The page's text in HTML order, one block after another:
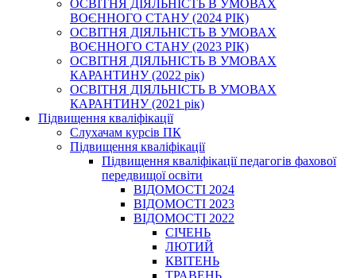
ОСВІТНЯ ДІЯЛЬНІСТЬ В УМОВАХ
ВОЄННОГО СТАНУ (2024 РІК)
ОСВІТНЯ ДІЯЛЬНІСТЬ В УМОВАХ
ВОЄННОГО СТАНУ (2023 РІК)
ОСВІТНЯ ДІЯЛЬНІСТЬ В УМОВАХ
КАРАНТИНУ (2022 рік)
ОСВІТНЯ ДІЯЛЬНІСТЬ В УМОВАХ
КАРАНТИНУ (2021 рік)
Підвищення кваліфікації
Слухачам курсів ПК
Підвищення кваліфікації
Підвищення кваліфікації педагогів фахової
передвищої освіти
ВІДОМОСТІ 2024
ВІДОМОСТІ 2023
ВІДОМОСТІ 2022
СІЧЕНЬ
ЛЮТИЙ
КВІТЕНЬ
ТРАВЕНЬ